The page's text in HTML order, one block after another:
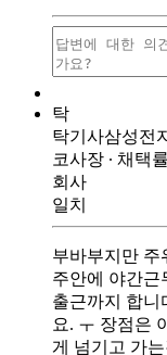
탁
탁기사삼성전
코사장 ∙ 채택률
회사
일치
부바부지만 주
주안에 야간근
출근까지 합니
요. ㅜ 장점은
게 넘기고 가